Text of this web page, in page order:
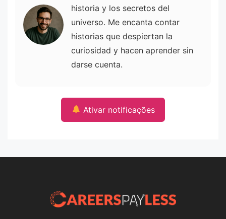
historia y los secretos del
universo. Me encanta contar
historias que despiertan la
curiosidad y hacen aprender sin
darse cuenta.
Ativar notificações